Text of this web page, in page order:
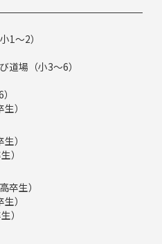
1～2）
道場（小3～6）
）
）
）
卒生）
）
）